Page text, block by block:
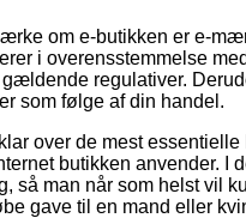
om e-butikken er e-
i overensstemmelse
regulativer.
som følge af din handel.
over de mest
butikken anvender. I
så man når som helst vil
gave til en mand eller